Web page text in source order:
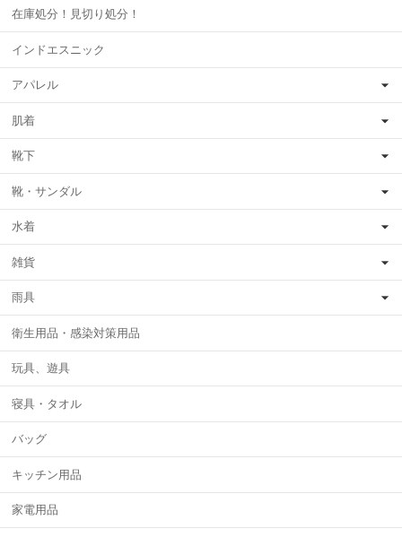
在庫処分！見切り処分！
インドエスニック
アパレル
肌着
靴下
靴・サンダル
水着
雑貨
雨具
衛生用品・感染対策用品
玩具、遊具
寝具・タオル
バッグ
キッチン用品
家電用品